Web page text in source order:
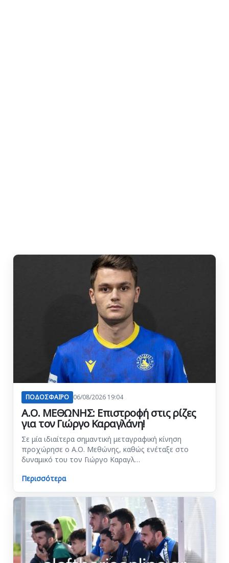
ΠΟΔΟΣΦΑΙΡΟ 06/08/2026 19:04
Α.Ο. ΜΕΘΩΝΗΣ: Επιστροφή στις ρίζες
για τον Γιώργο Καραγλάνη!
Σε μία ιδιαίτερα σημαντική μεταγραφική κίνηση
προχώρησε ο Α.Ο. Μεθώνης, καθώς ενέταξε στο
δυναμικό του τον Γιώργο Καραγλ…
Περισσότερα